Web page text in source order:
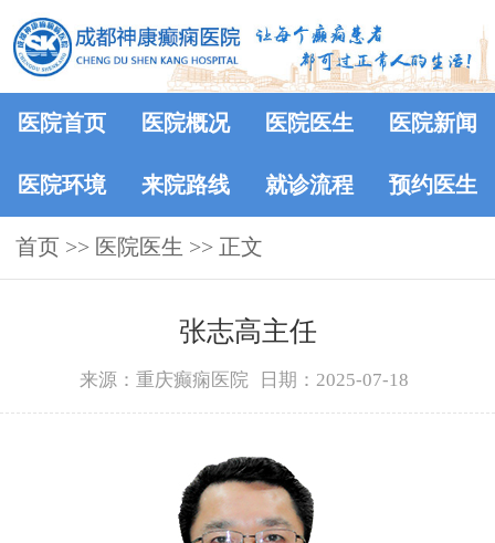
医院首页 医院概况 医院医生 医院新闻
医院环境 来院路线 就诊流程 预约医生
首页 >> 医院医生 >> 正文
张志高主任
来源：重庆癫痫医院 日期：2025-07-18